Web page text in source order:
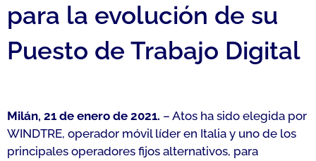
para la evolución de su
Puesto de Trabajo Digital
Milán, 21 de enero de 2021. – Atos ha sido elegida por
WINDTRE, operador móvil líder en Italia y uno de los
principales operadores fijos alternativos, para